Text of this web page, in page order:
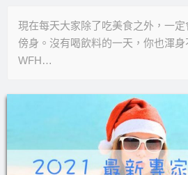
現在每天大家除了吃美食之外，一定
傍身。沒有喝飲料的一天，你也渾
WFH…